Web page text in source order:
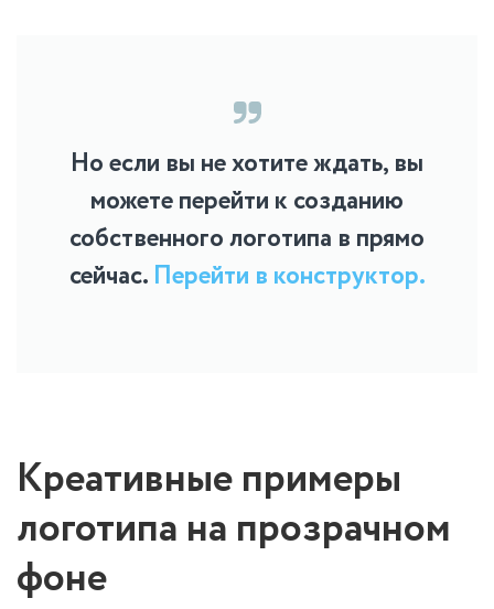
Но если вы не хотите ждать, вы
можете перейти к созданию
собственного логотипа в прямо
сейчас. Перейти в конструктор.
Креативные примеры
логотипа на прозрачном
фоне